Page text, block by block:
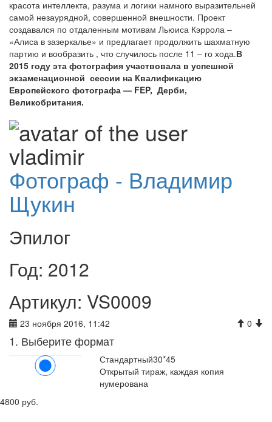
красота интеллекта, разума и логики намного выразительней
самой незаурядной, совершенной внешности. Проект
создавался по отдаленным мотивам Льюиса Кэррола –
«Алиса в зазеркалье» и предлагает продолжить шахматную
партию и вообразить , что случилось после 11 – го хода.В
2015 году эта фотография участвовала в успешной
экзаменационной сессии на Квалификацию
Европейского фотографа — FEP, Дерби,
Великобритания.
Фотограф - Владимир
Щукин
Эпилог
Год: 2012
Артикул: VS0009
23 ноября 2016, 11:42 0
1. Выберите формат
Стандартный30*45
Открытый тираж, каждая копия
нумерована
4800 руб.